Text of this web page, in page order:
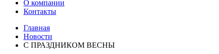
О компании
Контакты
Главная
Новости
С ПРАЗДНИКОМ ВЕСНЫ